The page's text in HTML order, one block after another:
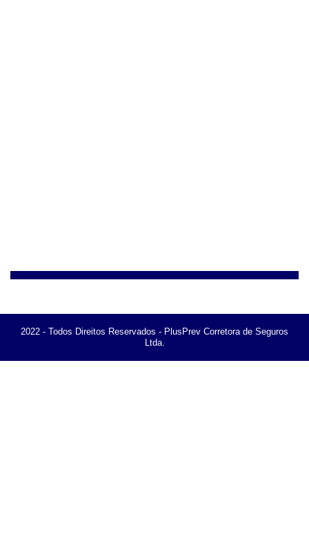
2022 - Todos Direitos Reservados - PlusPrev Corretora de Seguros
Ltda.